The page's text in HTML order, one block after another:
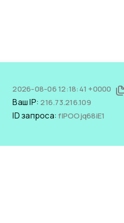
2026-08-06 12:18:41 +0000
Ваш IP:216.73.216.109
ID запроса:fIPOOjq68iE1